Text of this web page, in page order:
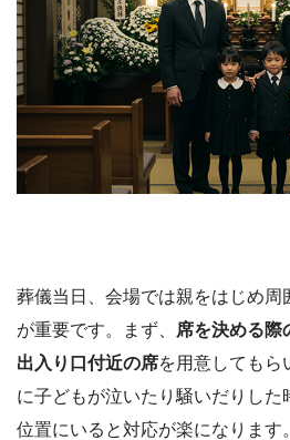
葬儀当日、会場では親をはじめ周
が重要です。まず、
席を決める際
出入り口付近の席を用意してもら
に子どもが泣いたり騒いだりした
位置にいると対応が楽になります